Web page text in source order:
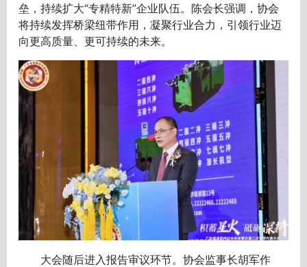
垒，持续扩大“专精特新”企业队伍。陈会长强调，协会
将持续发挥桥梁纽带作用，凝聚行业合力，引领行业迈
向更高质量、更可持续的未来。
大会随后进入报告审议环节。协会监事长胡军作